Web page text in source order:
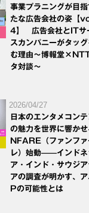
事業プラニングが目
たな広告会社の姿【
4】 広告会社とITサ
スカンパニーがタッグ
む理由～博報堂
タ対談～
2026/04/27
日本のエンタメコンテ
の魅力を世界に響か
NFARE（ファンファ
レ）始動——インドネ
ア・インド・サウジ
アの調査が明かす、ア
Pの可能性とは